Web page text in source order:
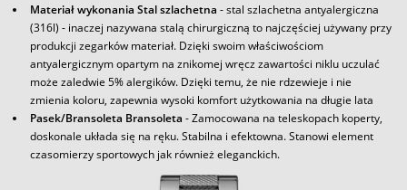
Materiał wykonania Stal szlachetna - stal szlachetna antyalergiczna
(316l) - inaczej nazywana stalą chirurgiczną to najczęściej używany przy
produkcji zegarków materiał. Dzięki swoim właściwościom
antyalergicznym opartym na znikomej wręcz zawartości niklu uczulać
może zaledwie 5% alergików. Dzięki temu, że nie rdzewieje i nie
zmienia koloru, zapewnia wysoki komfort użytkowania na długie lata
Pasek/Bransoleta Bransoleta - Zamocowana na teleskopach koperty,
doskonale układa się na ręku. Stabilna i efektowna. Stanowi element
czasomierzy sportowych jak również eleganckich.